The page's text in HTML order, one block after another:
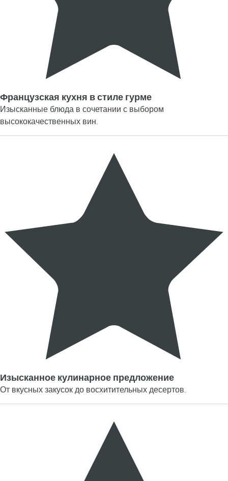
Французская кухня в стиле гурме
Изысканные блюда в сочетании с выбором
высококачественных вин.
Изысканное кулинарное предложение
От вкусных закусок до восхитительных десертов.